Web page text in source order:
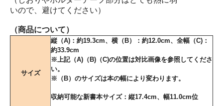
いので、避けてください）
（商品について）
サイズ
縦（A)：約19.3cm、横（B）：約12.0cm、全幅（C)：
約33.9cm
※上記（A)（B)（C)の位置は対比画像を参照してくださ
い。
※（B）のサイズは本の幅により変わります。
収納可能な新書本サイズ：縦17.4cm、幅11.0cm位